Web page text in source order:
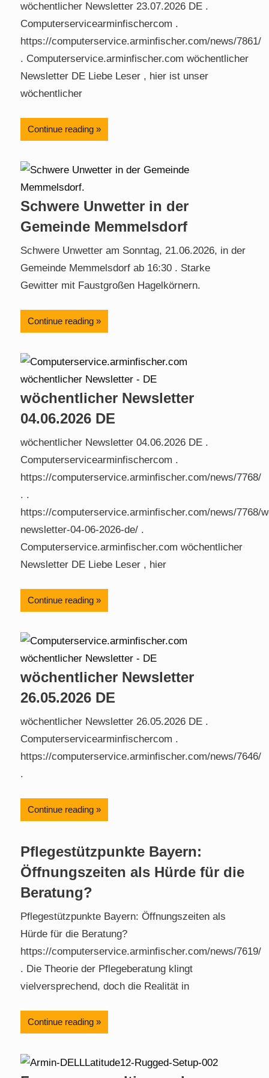
wöchentlicher Newsletter 23.07.2026 DE .
Computerservicearminfischercom .
https://computerservice.arminfischer.com/news/7861/
. Computerservice.arminfischer.com wöchentlicher
Newsletter DE Liebe Leser , hier ist unser
wöchentlicher
Continue reading
Schwere Unwetter in der
Gemeinde Memmelsdorf
Schwere Unwetter am Sonntag, 21.06.2026, in der
Gemeinde Memmelsdorf ab 16:30 . Starke
Gewitter mit Faustgroßen Hagelkörnern.
Continue reading
wöchentlicher Newsletter
04.06.2026 DE
wöchentlicher Newsletter 04.06.2026 DE .
Computerservicearminfischercom .
https://computerservice.arminfischer.com/news/7768/
. .
https://computerservice.arminfischer.com/news/7768/
newsletter-04-06-2026-de/ .
Computerservice.arminfischer.com wöchentlicher
Newsletter DE Liebe Leser , hier
Continue reading
wöchentlicher Newsletter
26.05.2026 DE
wöchentlicher Newsletter 26.05.2026 DE .
Computerservicearminfischercom .
https://computerservice.arminfischer.com/news/7646/
.
Continue reading
Pflegestützpunkte Bayern:
Öffnungszeiten als Hürde für die
Beratung?
Pflegestützpunkte Bayern: Öffnungszeiten als
Hürde für die Beratung?
https://computerservice.arminfischer.com/news/7619/
. Die Theorie der Pflegeberatung klingt
vielversprechend, doch die Realität in
Continue reading